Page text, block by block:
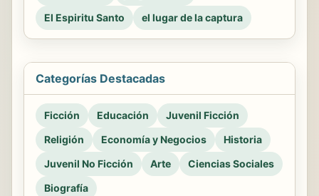
El Espiritu Santo
el lugar de la captura
Categorías Destacadas
Ficción Educación
Juvenil Ficción
Religión
Economía y Negocios
Historia
Juvenil No Ficción
Arte
Ciencias Sociales
Biografía